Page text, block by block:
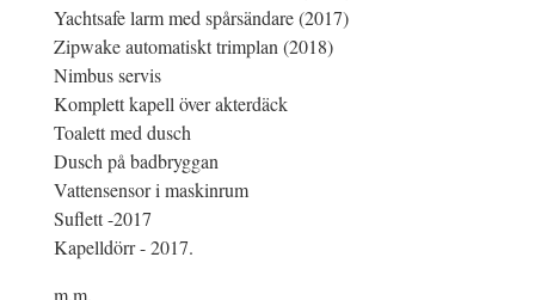
Yachtsafe larm med spårsändare (2017)
Zipwake automatiskt trimplan (2018)
Nimbus servis
Komplett kapell över akterdäck
Toalett med dusch
Dusch på badbryggan
Vattensensor i maskinrum
Suflett -2017
Kapelldörr - 2017.
m.m.